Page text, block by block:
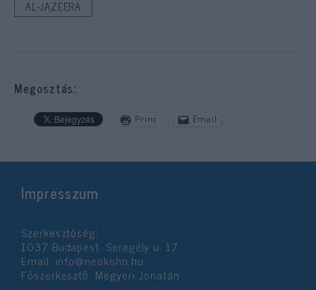
AL-JAZEERA
Megosztás:
Print Email
Impresszum
Szerkesztőség:
1037 Budapest, Seregély u. 17.
Email: info@neokohn.hu
Főszerkesztő: Megyeri Jonatán